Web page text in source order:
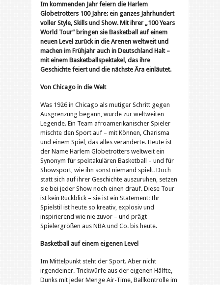
Im kommenden Jahr feiern die Harlem
Globetrotters 100 Jahre: ein ganzes Jahrhundert
voller Style, Skills und Show. Mit ihrer „100 Years
World Tour“ bringen sie Basketball auf einem
neuen Level zurück in die Arenen weltweit und
machen im Frühjahr auch in Deutschland Halt –
mit einem Basketballspektakel, das ihre
Geschichte feiert und die nächste Ära einläutet.
Von Chicago in die Welt
Was 1926 in Chicago als mutiger Schritt gegen
Ausgrenzung begann, wurde zur weltweiten
Legende. Ein Team afroamerikanischer Spieler
mischte den Sport auf – mit Können, Charisma
und einem Spiel, das alles veränderte. Heute ist
der Name Harlem Globetrotters weltweit ein
Synonym für spektakulären Basketball – und für
Showsport, wie ihn sonst niemand spielt. Doch
statt sich auf ihrer Geschichte auszuruhen, setzen
sie bei jeder Show noch einen drauf. Diese Tour
ist kein Rückblick – sie ist ein Statement: Ihr
Spielstil ist heute so kreativ, explosiv und
inspirierend wie nie zuvor – und prägt
Spielergrößen aus NBA und Co. bis heute.
Basketball auf einem eigenen Level
Im Mittelpunkt steht der Sport. Aber nicht
irgendeiner. Trickwürfe aus der eigenen Hälfte,
Dunks mit jeder Menge Air-Time, Ballkontrolle im